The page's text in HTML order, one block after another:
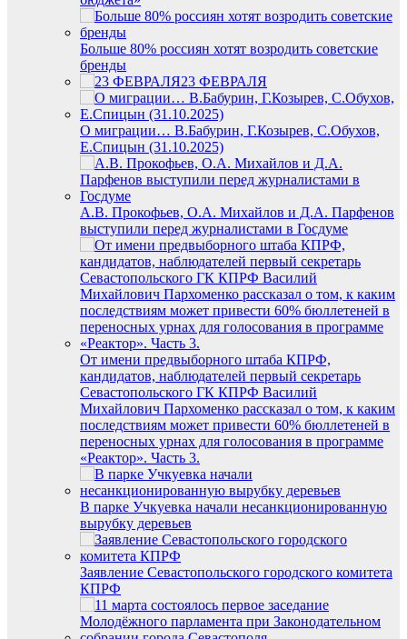
Больше 80% россиян хотят возродить советские
бренды
23 ФЕВРАЛЯ
О миграции… В.Бабурин, Г.Козырев, С.Обухов,
Е.Спицын (31.10.2025)
А.В. Прокофьев, О.А. Михайлов и Д.А. Парфенов
выступили перед журналистами в Госдуме
От имени предвыборного штаба КПРФ,
кандидатов, наблюдателей первый секретарь
Севастопольского ГК КПРФ Василий
Михайлович Пархоменко рассказал о том, к каким
последствиям может привести 60% бюллетеней в
переносных урнах для голосования в программе
«Реактор». Часть 3.
В парке Учкуевка начали несанкционированную
вырубку деревьев
Заявление Севастопольского городского комитета
КПРФ